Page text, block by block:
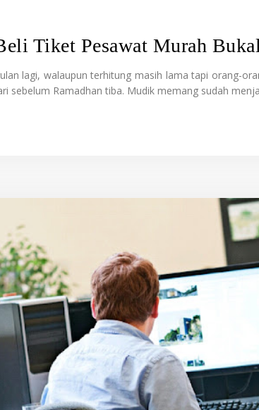
Tiket Pesawat Murah
lagi, walaupun terhitung masih lama tapi orang-
sebelum Ramadhan tiba. Mudik memang sudah